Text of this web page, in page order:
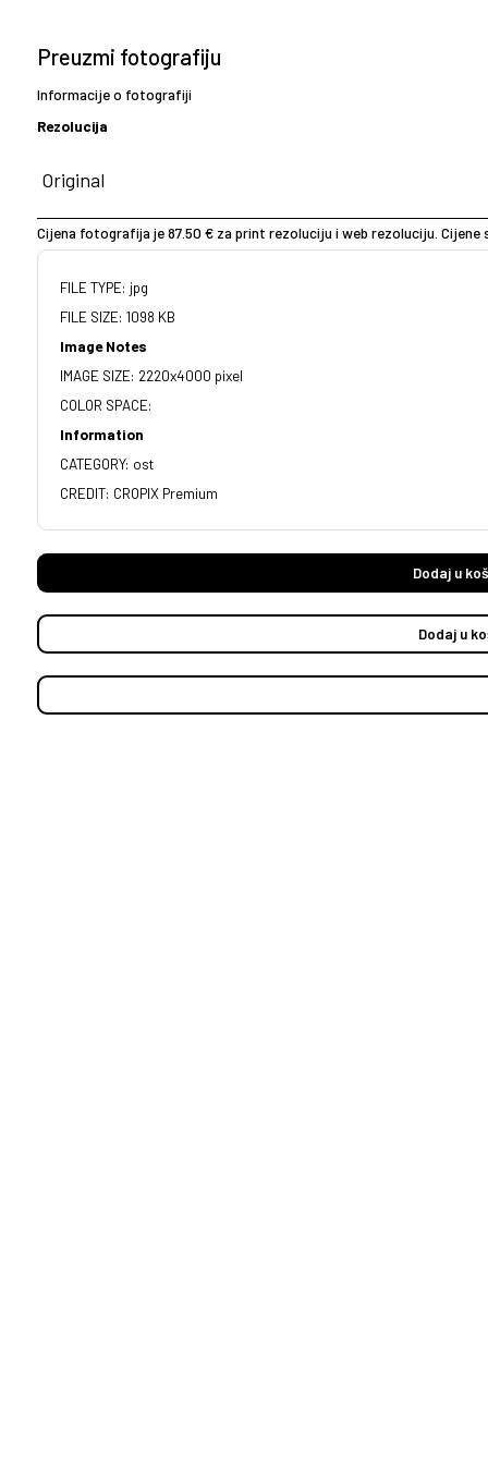
Preuzmi fotografiju
Informacije o fotografiji
Rezolucija
Cijena fotografija je 87.50 € za print rezoluciju i web rezoluciju. Cijene
FILE TYPE: jpg
FILE SIZE: 1098 KB
Image Notes
IMAGE SIZE: 2220x4000 pixel
COLOR SPACE:
Information
CATEGORY: ost
CREDIT: CROPIX Premium
Dodaj u
Dodaj u